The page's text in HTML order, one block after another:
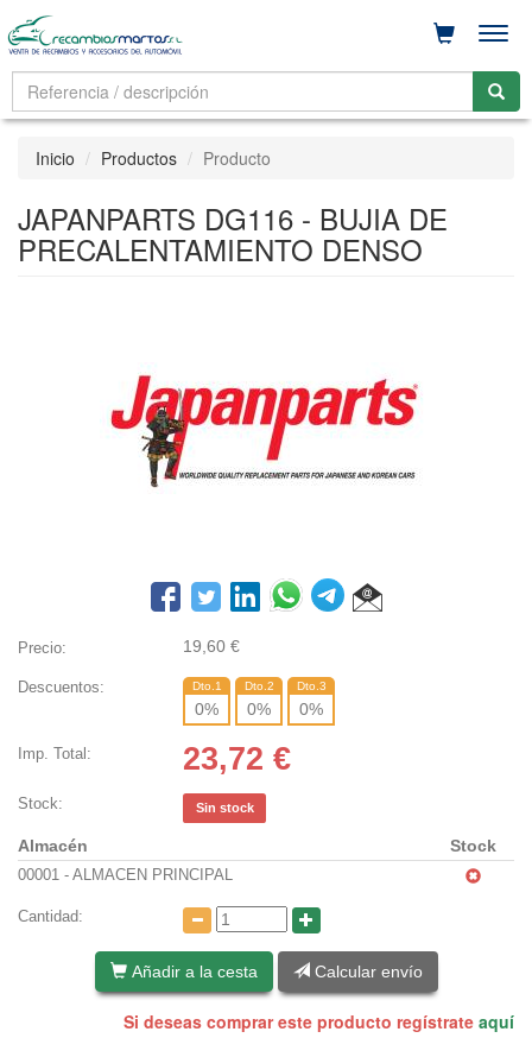
Inicio Productos Producto
JAPANPARTS DG116 - BUJIA DE
PRECALENTAMIENTO DENSO
Precio: 19,60 €
Descuentos: Dto.1
0%
Dto.2
0%
Dto.3
0%
Imp. Total: 23,72 €
Stock: Sin stock
Almacén Stock
00001 - ALMACEN PRINCIPAL
Cantidad:
Añadir a la cesta Calcular envío
Si deseas comprar este producto regístrate aquí